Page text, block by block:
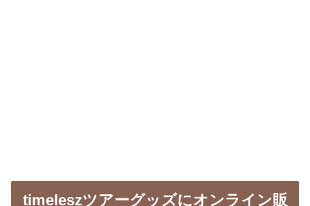
timeleszツアーグッズにオンライン販